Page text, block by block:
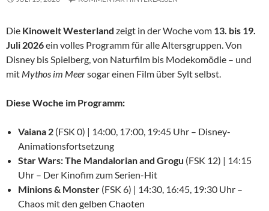
Die Kinowelt Westerland zeigt in der Woche vom 13. bis 19.
Juli 2026ein volles Programm für alle Altersgruppen. Von
Disney bis Spielberg, von Naturfilm bis Modekomödie – und
mit Mythos im Meersogar einen Film über Sylt selbst.
Diese Woche im Programm:
Vaiana 2 (FSK 0) | 14:00, 17:00, 19:45 Uhr – Disney-
Animationsfortsetzung
Star Wars: The Mandalorian and Grogu (FSK 12) | 14:15
Uhr – Der Kinofim zum Serien-Hit
Minions & Monster (FSK 6) | 14:30, 16:45, 19:30 Uhr –
Chaos mit den gelben Chaoten